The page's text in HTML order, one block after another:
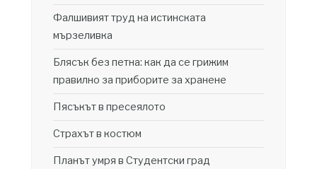
Фалшивият труд на истинската
мързеливка
Блясък без петна: как да се грижим
правилно за приборите за хранене
Пясъкът в пресеялото
Страхът в костюм
Планът умря в Студентски град